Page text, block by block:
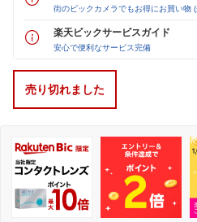
街のビックカメラでもお得にお買い物
楽天ビックサービスガイド
安心で便利なサービス完備
売り切れました